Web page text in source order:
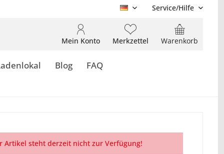
DE Service/Hilfe
Warenkorb
Merkzettel
Mein Konto
Blog FAQ
Artikel steht derzeit nicht zur Verfügung!